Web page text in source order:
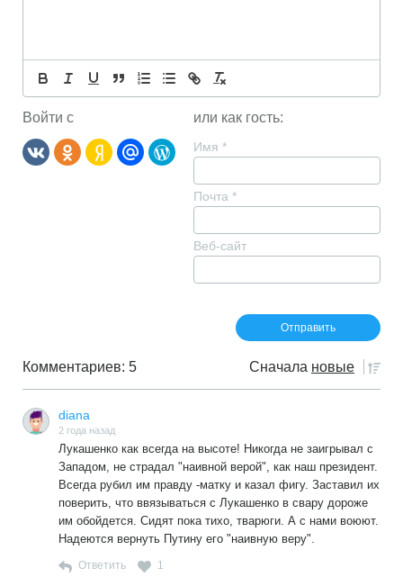
Войти с или как гость:
Имя *
Почта *
Веб-сайт
Комментариев: 5 Сначала новые
diana
2 года назад
Лукашенко как всегда на высоте! Никогда не заигрывал с
Западом, не страдал "наивной верой", как наш президент.
Всегда рубил им правду -матку и казал фигу. Заставил их
поверить, что ввязываться с Лукашенко в свару дороже
им обойдется. Сидят пока тихо, тварюги. А с нами воюют.
Надеются вернуть Путину его "наивную веру".
Ответить 1